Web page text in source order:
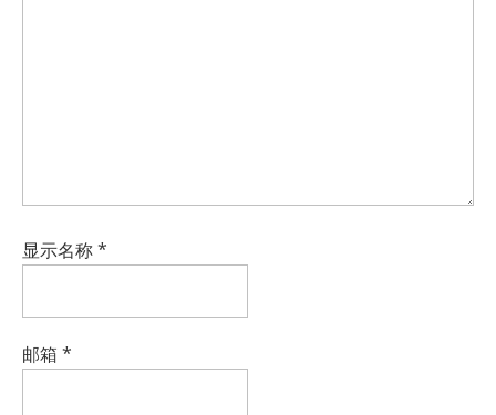
显示名称*
邮箱 *